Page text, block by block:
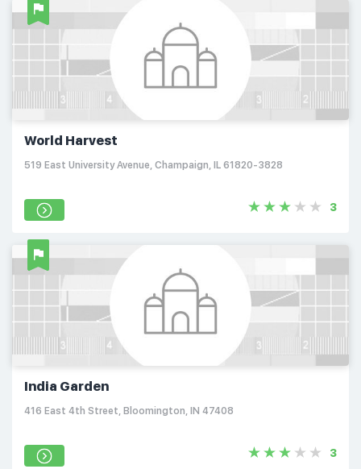
World Harvest
519 East University Avenue, Champaign, IL 61820-3828
3
India Garden
416 East 4th Street, Bloomington, IN 47408
3